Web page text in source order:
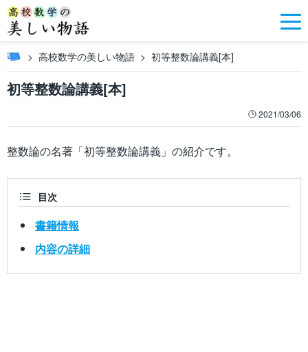
高校数学の美しい物語 初等整数論講義[本]
初等整数論講義[本]
2021/03/06
整数論の名著「初等整数論講義」の紹介です。
目次
書籍情報
内容の詳細